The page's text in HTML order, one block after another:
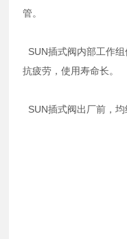
管。
SUN插式阀内部工作
抗疲劳，使用寿命长。
SUN插式阀出厂前，均